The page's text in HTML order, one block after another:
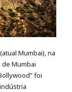
Mumbai), na
Mumbai
foi